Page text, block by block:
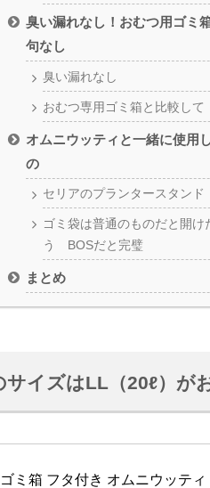
臭い漏れなし！おむつ用ゴミ
句なし
臭い漏れなし
おむつ専用ゴミ箱と比較して
オムニウッティと一緒に使用
の
セリアのプランタースタンド
ゴミ袋は普通のものだと開け
う BOSだと完璧
まとめ
イズはLL（20ℓ）が
ミ箱 フタ付き オムニウッテ